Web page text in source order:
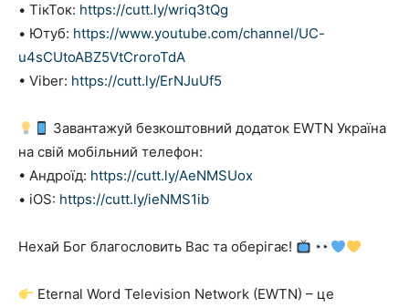
• ТікТок: https://cutt.ly/wriq3tQg
• Ютуб: https://www.youtube.com/channel/UC-
u4sCUtoABZ5VtCroroTdA
• Viber: https://cutt.ly/ErNJuUf5
Завантажуй безкоштовний додаток EWTN Україна
на свій мобільний телефон:
• Андроїд: https://cutt.ly/AeNMSUox
• iOS: https://cutt.ly/ieNMS1ib
Нехай Бог благословить Вас та оберігає!
Eternal Word Television Network (EWTN) – це